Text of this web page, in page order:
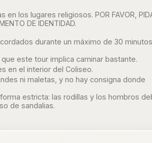
los lugares religiosos. POR FAVOR,
DE IDENTIDAD.
durante un máximo de 30
este tour implica caminar bastante.
en el interior del Coliseo.
ni maletas, y no hay consigna donde
estricta: las rodillas y los hombros
de sandalias.